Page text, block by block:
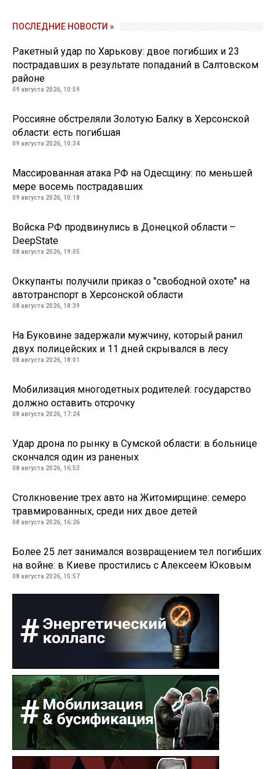
ПОСЛЕДНИЕ НОВОСТИ »
Ракетный удар по Харькову: двое погибших и 23
пострадавших в результате попаданий в Салтовском
районе
09 августа 2026, 10:59
Россияне обстреляли Золотую Балку в Херсонской
области: есть погибшая
09 августа 2026, 10:34
Массированная атака РФ на Одесщину: по меньшей
мере восемь пострадавших
09 августа 2026, 10:18
Войска РФ продвинулись в Донецкой области –
DeepState
08 августа 2026, 19:05
Оккупанты получили приказ о "свободной охоте" на
автотранспорт в Херсонской области
08 августа 2026, 18:39
На Буковине задержали мужчину, который ранил
двух полицейских и 11 дней скрывался в лесу
08 августа 2026, 18:01
Мобилизация многодетных родителей: государство
должно оставить отсрочку
08 августа 2026, 17:24
Удар дрона по рынку в Сумской области: в больнице
скончался один из раненых
08 августа 2026, 16:53
Столкновение трех авто на Житомирщине: семеро
травмированных, среди них двое детей
08 августа 2026, 16:26
Более 25 лет занимался возвращением тел погибших
на войне: в Киеве простились с Алексеем Юковым
08 августа 2026, 15:57